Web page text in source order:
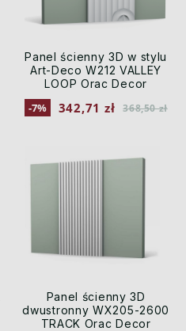
Panel ścienny 3D w stylu
Art-Deco W212 VALLEY
LOOP Orac Decor
-7% 342,71 zł 368,50 zł
Panel ścienny 3D
dwustronny WX205-2600
TRACK Orac Decor